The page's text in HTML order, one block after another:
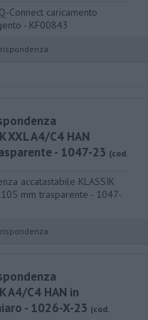
Connect caricamento
- KF00843
XXL A4/C4 HAN
- 1047-23 (cod.
accatastabile KLASSIK
mm trasparente - 1047-
A4/C4 HAN in
- 1026-X-23 (cod.